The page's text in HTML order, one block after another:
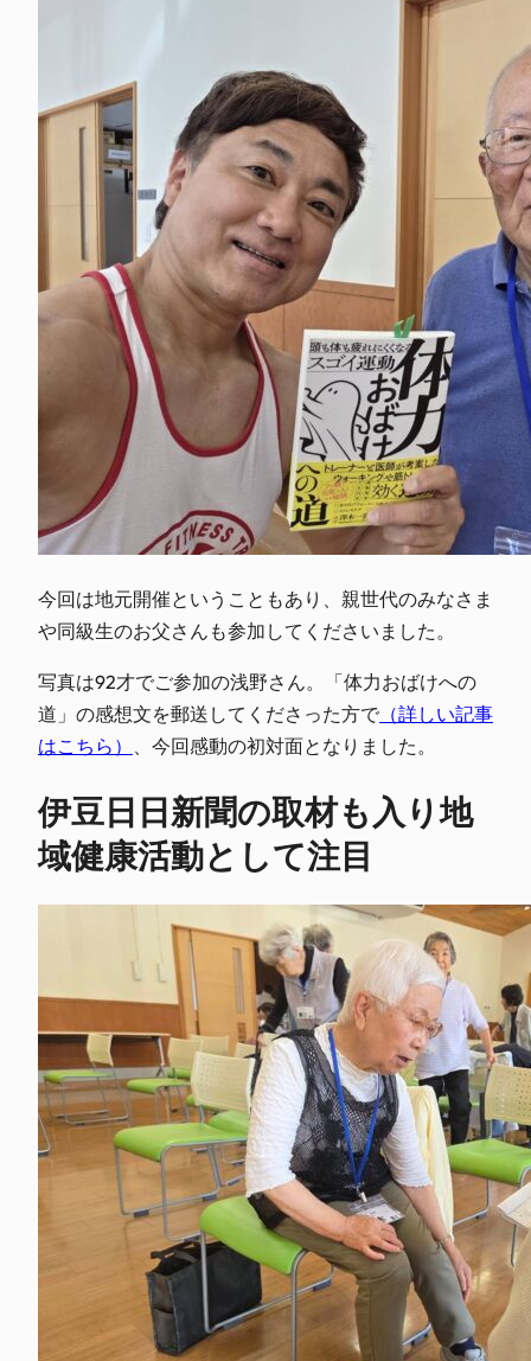
今回は地元開催ということもあり、親世代のみなさま
や同級生のお父さんも参加してくださいました。
写真は92才でご参加の浅野さん。「体力おばけへの
道」の感想文を郵送してくださった方で （詳しい記事
はこちら）
、今回感動の初対面となりました。
伊豆日日新聞の取材も入り地
域健康活動として注目